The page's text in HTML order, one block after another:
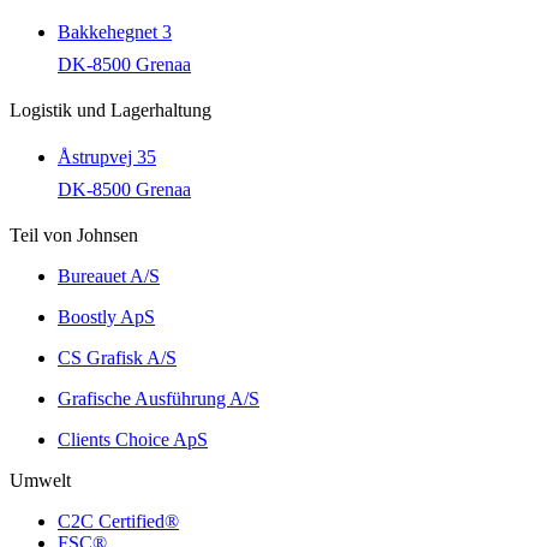
Bakkehegnet 3
DK-8500 Grenaa
Logistik und Lagerhaltung
Åstrupvej 35
DK-8500 Grenaa
Teil von Johnsen
Bureauet A/S
Boostly ApS
CS Grafisk A/S
Grafische Ausführung A/S
Clients Choice ApS
Umwelt
C2C Certified®